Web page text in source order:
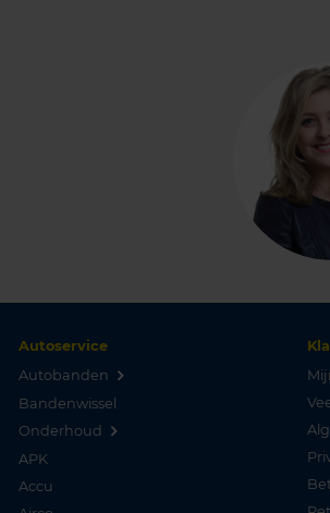
Autoservice
Autobanden
Bandenwissel
Onderhoud
APK
Accu